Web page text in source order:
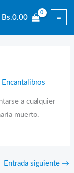
Bs.0.00
Encantalibros
a cualquier
muerto.
Entrada siguiente →